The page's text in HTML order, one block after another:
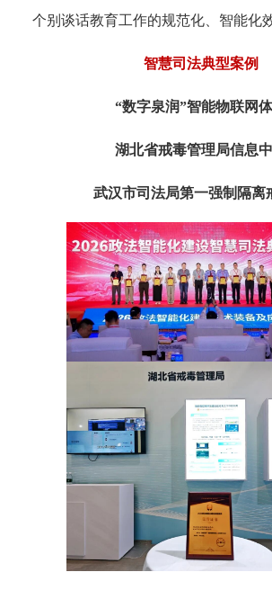
个别谈话教育工作的规范化、智能化
智慧司法典型案例
“数字泉润”智能物联网
湖北省戒毒管理局信息
武汉市司法局第一强制隔离